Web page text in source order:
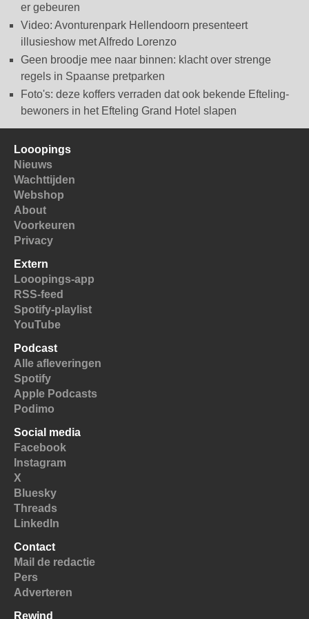
er gebeuren
Video: Avonturenpark Hellendoorn presenteert
illusieshow met Alfredo Lorenzo
Geen broodje mee naar binnen: klacht over strenge
regels in Spaanse pretparken
Foto's: deze koffers verraden dat ook bekende Efteling-
bewoners in het Efteling Grand Hotel slapen
Looopings
Nieuws
Wachttijden
Webshop
About
Voorkeuren
Privacy
Extern
Looopings-app
RSS-feed
Spotify-playlist
YouTube
Podcast
Alle afleveringen
Spotify
Apple Podcasts
Podimo
Social media
Facebook
Instagram
X
Bluesky
Threads
LinkedIn
Contact
Mail de redactie
Pers
Adverteren
Rewind